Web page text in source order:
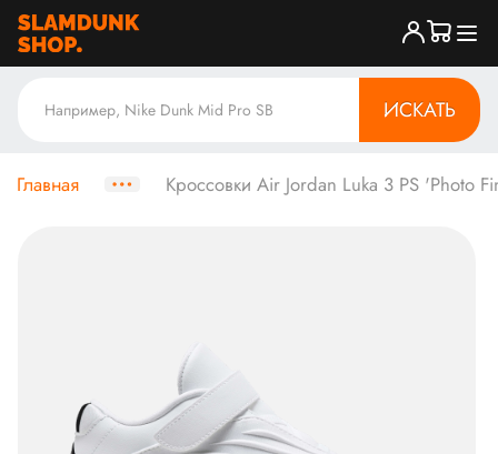
ИСКАТЬ
Главная Кроссовки Air Jordan Luka 3 PS 'Photo